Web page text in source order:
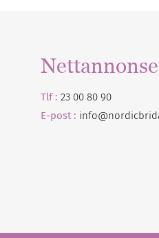
Tlf : 23 00 80 90
E-post :